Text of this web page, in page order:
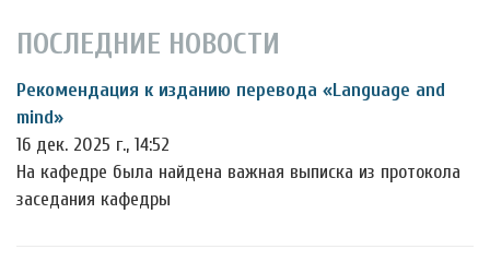
ПОСЛЕДНИЕ НОВОСТИ
Рекомендация к изданию перевода «Language and
mind»
16 дек. 2025 г., 14:52
На кафедре была найдена важная выписка из протокола
заседания кафедры